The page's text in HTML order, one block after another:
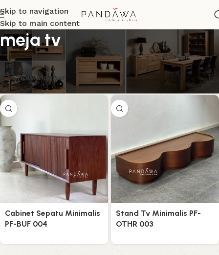
Skip to navigation
Skip to main content
meja tv
Menampilkan semua 2 hasil
Show sidebar
Cabinet Sepatu Minimalis
PF-BUF 004
Stand Tv Minimalis PF-
OTHR 003